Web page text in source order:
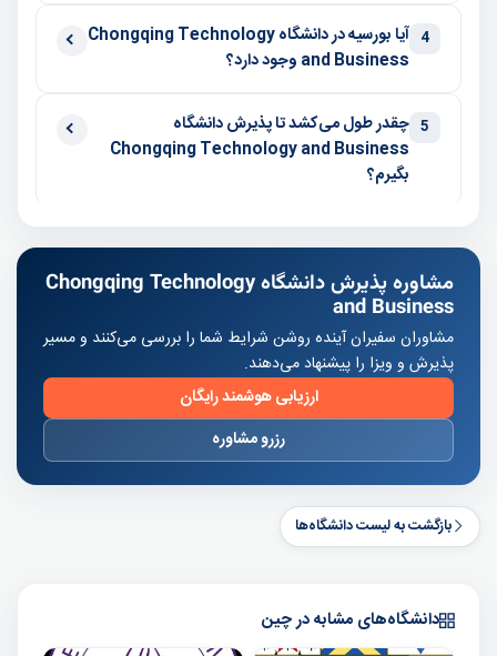
4
آیا بورسیه در دانشگاه Chongqing Technology
and Business وجود دارد؟
5 چقدر طول می‌کشد تا پذیرش دانشگاه
Chongqing Technology and Business
بگیرم؟
مشاوره پذیرش دانشگاه Chongqing Technology
and Business
مشاوران سفیران آینده روشن شرایط شما را بررسی می‌کنند و مسیر
پذیرش و ویزا را پیشنهاد می‌دهند.
ارزیابی هوشمند رایگان
رزرو مشاوره
بازگشت به لیست دانشگاه‌ها
دانشگاه‌های مشابه در چین